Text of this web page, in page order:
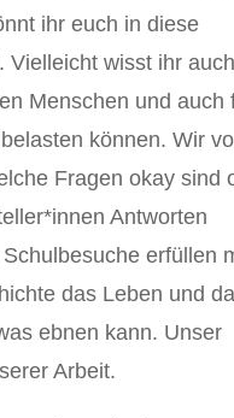
ihr euch in diese
Vielleicht wisst ihr auch
Menschen und auch
können. Wir
Fragen okay sind
Antworten
erfüllen
das Leben und
ebnen kann. Unser
Arbeit.